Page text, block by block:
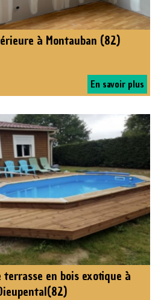
à Montauban (82)
En savoir plus
terrasse en bois exotique à